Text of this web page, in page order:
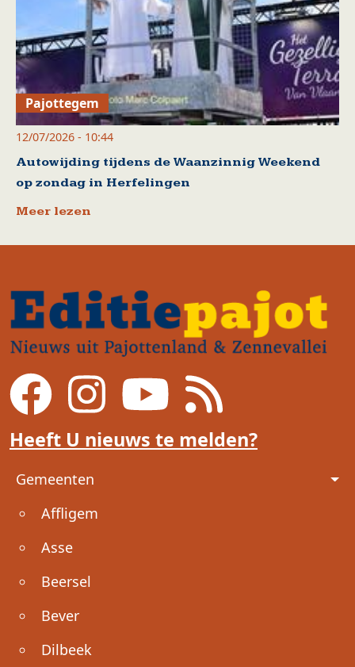
Pajottegem
12/07/2026 - 10:44
Autowijding tijdens de Waanzinnig Weekend
op zondag in Herfelingen
Meer lezen
Heeft U nieuws te melden?
Voet
Gemeenten
Affligem
Asse
Beersel
Bever
Dilbeek